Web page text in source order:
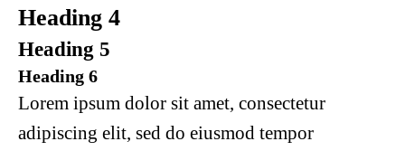
Heading 4
Heading 5
Heading 6
Lorem ipsum dolor sit amet, consectetur
adipiscing elit, sed do eiusmod tempor